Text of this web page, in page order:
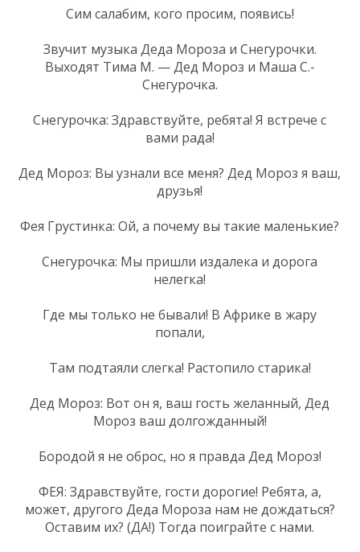
Сим салабим, кого просим, появись!
Звучит музыка Деда Мороза и Снегурочки.
Выходят Тима М. — Дед Мороз и Маша С.-
Снегурочка.
Снегурочка: Здравствуйте, ребята! Я встрече с
вами рада!
Дед Мороз: Вы узнали все меня? Дед Мороз я ваш,
друзья!
Фея Грустинка: Ой, а почему вы такие маленькие?
Снегурочка: Мы пришли издалека и дорога
нелегка!
Где мы только не бывали! В Африке в жару
попали,
Там подтаяли слегка! Растопило старика!
Дед Мороз: Вот он я, ваш гость желанный, Дед
Мороз ваш долгожданный!
Бородой я не оброс, но я правда Дед Мороз!
ФЕЯ: Здравствуйте, гости дорогие! Ребята, а,
может, другого Деда Мороза нам не дождаться?
Оставим их? (ДА!) Тогда поиграйте с нами.